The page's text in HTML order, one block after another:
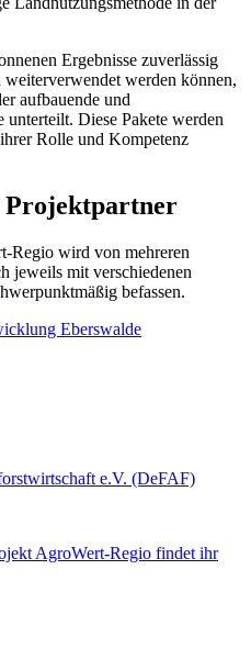
Ergebnisse zuverlässig
werden können,
aufbauende und
unterteilt. Diese Pakete werden
Rolle und Kompetenz
Regio wird von mehreren
jeweils mit verschiedenen
befassen.
Eberswalde
e.V. (DeFAF)
AgroWert-Regio findet ihr